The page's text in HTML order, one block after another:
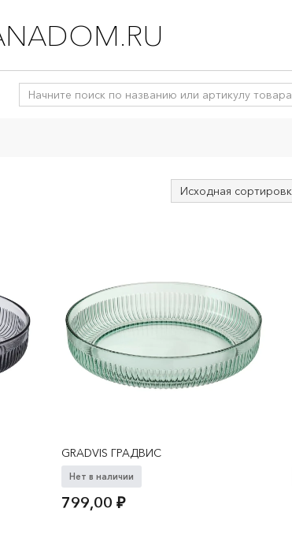
GRADVIS ГРАДВИС
Нет в наличии
799,00 ₽